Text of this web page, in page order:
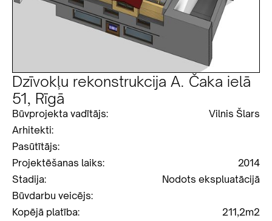
Dzīvokļu rekonstrukcija A. Čaka ielā
51, Rīgā
Būvprojekta vadītājs:
Vilnis Šlars
Arhitekti:
Pasūtītājs:
Projektēšanas laiks:
2014
Stadija:
Nodots ekspluatācijā
Būvdarbu veicējs:
Kopējā platība:
211,2m2